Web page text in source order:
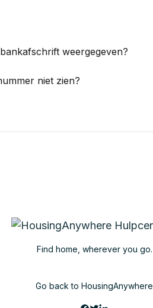
weergegeven?
niet zien?
Find home, wherever you go.
Go back to HousingAnywhere